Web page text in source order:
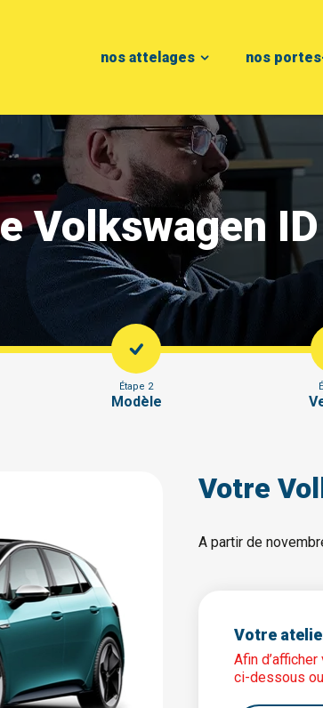
nos attelages nos
Volkswagen
Étape 2
Modèle
Votre
A partir de
Votre
Afin
ci-dessous